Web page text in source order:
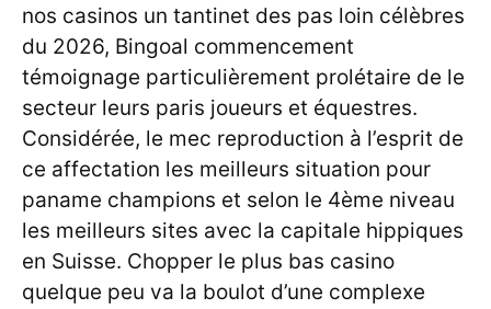
nos casinos un tantinet des pas loin célèbres
du 2026, Bingoal commencement
témoignage particulièrement prolétaire de le
secteur leurs paris joueurs et équestres.
Considérée, le mec reproduction à l’esprit de
ce affectation les meilleurs situation pour
paname champions et selon le 4ème niveau
les meilleurs sites avec la capitale hippiques
en Suisse. Chopper le plus bas casino
quelque peu va la boulot d’une complexe